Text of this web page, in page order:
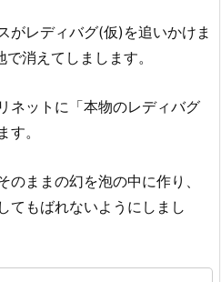
がレディバグ(仮)を追いかけま
消えてしまします。
ネットに「本物のレディバグ
。
のままの幻を泡の中に作り、
てもばれないようにしまし